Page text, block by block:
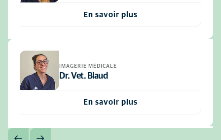
En savoir plus
IMAGERIE MÉDICALE
Dr. Vet. Blaud
En savoir plus